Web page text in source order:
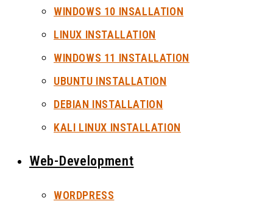
WINDOWS 10 INSALLATION
LINUX INSTALLATION
WINDOWS 11 INSTALLATION
UBUNTU INSTALLATION
DEBIAN INSTALLATION
KALI LINUX INSTALLATION
Web-Development
WORDPRESS